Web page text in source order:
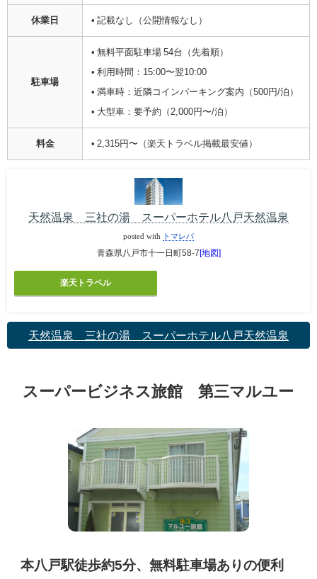
休業日 • 記載なし（公開情報なし）
駐車場
• 無料平面駐車場 54台（先着順）
• 利用時間：15:00〜翌10:00
• 満車時：近隣コインパーキング案内（500円/泊）
• 大型車：要予約（2,000円〜/泊）
料金 • 2,315円〜（楽天トラベル掲載最安値）
天然温泉 三社の湯 スーパーホテル八戸天然温泉
posted with トマレバ
青森県八戸市十一日町58-7 [地図]
楽天トラベル
天然温泉 三社の湯 スーパーホテル八戸天然温泉
スーパービジネス旅館 第三マルユー
本八戸駅徒歩約5分、無料駐車場ありの便利